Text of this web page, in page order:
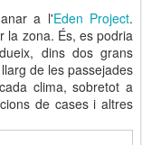
a l'Eden Project.
la zona. És, es podria
dins dos grans
de les passejades
clima, sobretot a
de cases i altres